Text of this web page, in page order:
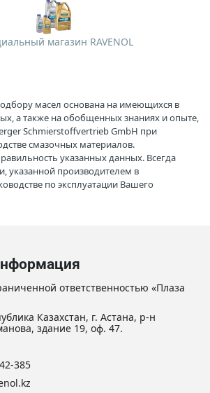
магазин RAVENOL
масел основана на имеющихся в
а также на обобщенных знаниях и опыте,
Schmierstoffvertrieb GmbH при
смазочных материалов.
указанных данных. Всегда
указанной производителем в
по эксплуатации Вашего
ответственностью «Плаза
Казахстан, г. Астана, р-н
здание 19, оф. 47.
385